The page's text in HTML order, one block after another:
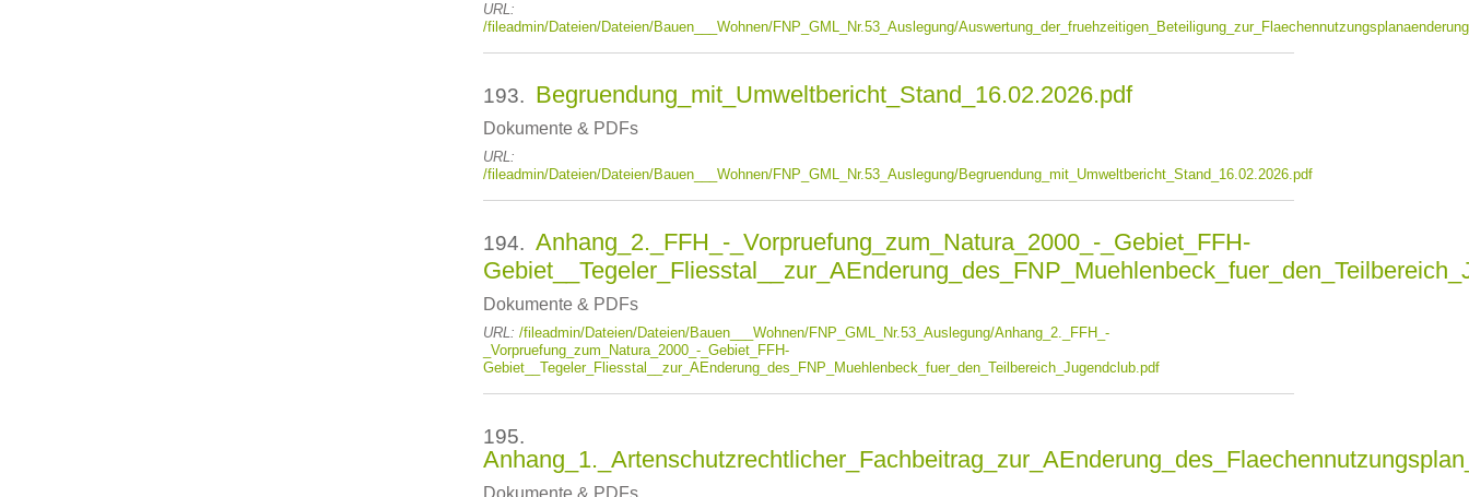
URL:
/fileadmin/Dateien/Dateien/Bauen___Wohnen/FNP_GML_Nr.53_Auslegung/
193. Begruendung_mit_Umweltbericht_Stand_16.02.2026.pdf
Dokumente & PDFs
URL:
/fileadmin/Dateien/Dateien/Bauen___Wohnen/FNP_GML_Nr.53_Auslegung/Begruendung_mit_Umweltbericht_Stand_16.02.2026.pdf
194. Anhang_2._FFH_-_Vorpruefung_zum_Natura_2000_-_Gebiet_FFH-
Dokumente & PDFs
URL: /fileadmin/Dateien/Dateien/Bauen___Wohnen/FNP_GML_Nr.53_Auslegung/Anhang_2._FFH_-
_Vorpruefung_zum_Natura_2000_-_Gebiet_FFH-
Gebiet__Tegeler_Fliesstal__zur_AEnderung_des_FNP_Muehlenbeck_fuer_den_Teilbereich_Jugendclub.pdf
195.
Dokumente & PDFs